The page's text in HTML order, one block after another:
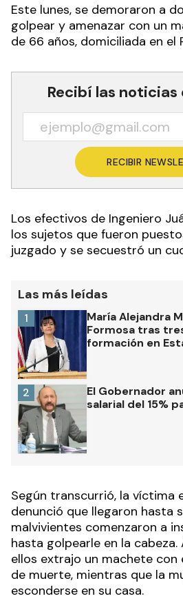
Este lunes, se demoraron a
golpear y amenazar con un
de 66 años, domiciliada en el
Recibí las noticias
RECIBIR
Los efectivos de Ingeniero
los sujetos que fueron
juzgado y se secuestró un
Las más leídas
María Alejandra
Formosa tras
formación en
1
El Gobernador
salarial del 15%
2
Según transcurrió, la víctima
denunció que llegaron hasta
malvivientes comenzaron a
hasta golpearle en la cabeza.
ellos extrajo un machete con
de muerte, mientras que la
esconderse en su casa.